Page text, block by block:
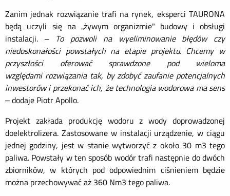
Zanim jednak rozwiązanie trafi na rynek, eksperci TAURONA
będą uczyli się na „żywym organizmie” budowy i obsługi
instalacji. – To pozwolina wyeliminowanie błędów czy
niedoskonałości powstałych na etapie projektu. Chcemy w
przyszłości oferować sprawdzonepod wieloma
względami rozwiązania tak, byzdobyć zaufanie potencjalnych
inwestorówi przekonać ich, że technologia wodorowa ma sens
–dodaje Piotr Apollo.
Projekt zakłada produkcję wodoru z wody doprowadzonej
doelektrolizera. Zastosowane w instalacji urządzenie, w ciągu
jednej godziny, jest w stanie wytworzyć z około 30 m3 tego
paliwa. Powstały w ten sposób wodór trafi następnie do dwóch
zbiorników, w których pod odpowiednim ciśnieniem będzie
można przechowywać aż 360 Nm3 tego paliwa.